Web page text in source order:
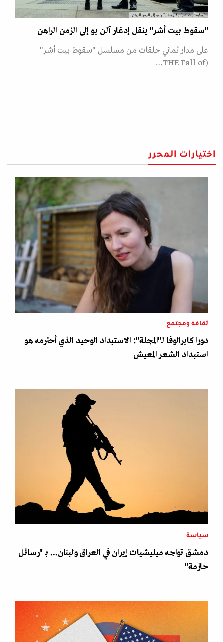
"سقوط بيت أشر" ينقل إدغار آلن بو إلى الزمن الراهن
"سقوط بيت أشر" ينقل إدغار آلن بو إلى الزمن الراهن
على مدار ثماني حلقات من مسلسل "سقوط بيت أشر"
(THE Fall of…
اختيارات المحرر
ثقافة ومجتمع
دورا كابرالوفا لـ"المجلة": الاستبداد الوحيد الذي أحترمه هو
استبداد الشعر المعيش
سياسة
دمشق تواجه ميليشيات إيران في العراق ولبنان... بـ "رسائل
حازمة"